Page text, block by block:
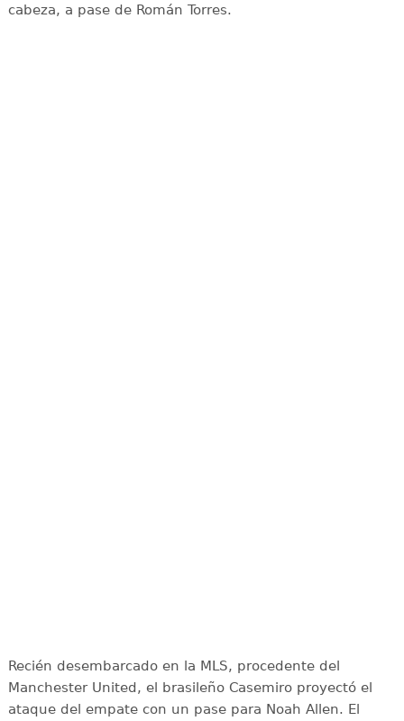
cabeza, a pase de Román Torres.
Recién desembarcado en la MLS, procedente del
Manchester United, el brasileño Casemiro proyectó el
ataque del empate con un pase para Noah Allen. El